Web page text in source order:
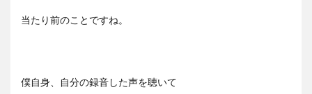
当たり前のことですね。
僕自身、自分の録音した声を聴いて